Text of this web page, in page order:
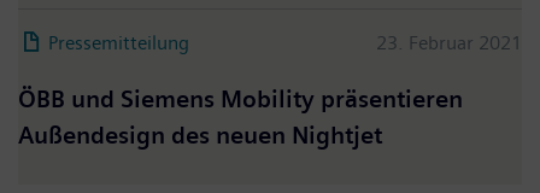
Pressemitteilung 23. Februar 2021
ÖBB und Siemens Mobility präsentieren
Außendesign des neuen Nightjet